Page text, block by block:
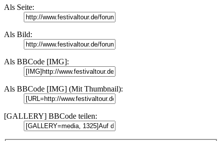
Als Seite:
Als Bild:
Als BBCode [IMG]:
Als BBCode [IMG] (Mit Thumbnail):
[GALLERY] BBCode teilen: